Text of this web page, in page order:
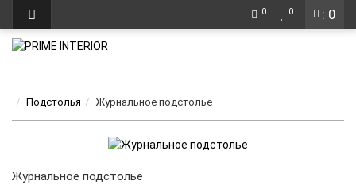
: 0
0 0
Подстолья Журнальное подстолье
Журнальное подстолье